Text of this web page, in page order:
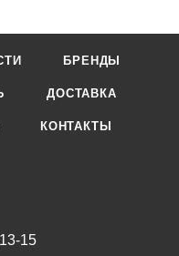
БРЕНДЫ
ДОСТАВКА
КОНТАКТЫ
15